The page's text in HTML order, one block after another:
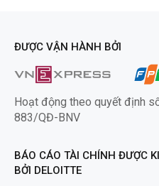
ĐƯỢC VẬN HÀNH BỞI
Hoạt động theo quyết định
883/QĐ-BNV
BÁO CÁO TÀI CHÍNH ĐƯỢC
BỞI DELOITTE